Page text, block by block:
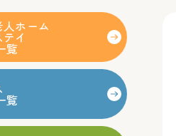
ホーム
イ
覧
覧